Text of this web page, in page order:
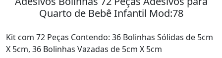
Quarto de Bebê Infantil Mod:78
Kit com 72 Peças Contendo: 36 Bolinhas Sólidas de 5cm
X 5cm, 36 Bolinhas Vazadas de 5cm X 5cm